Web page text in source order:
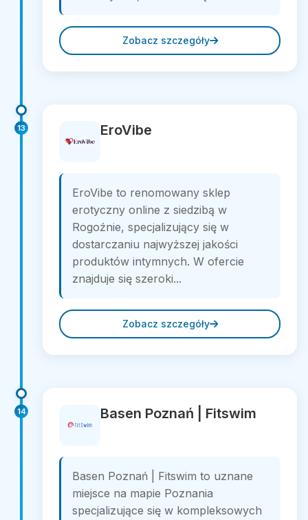
Zobacz szczegóły
13 EroVibe
EroVibe to renomowany sklep
erotyczny online z siedzibą w
Rogoźnie, specjalizujący się w
dostarczaniu najwyższej jakości
produktów intymnych. W ofercie
znajduje się szeroki...
Zobacz szczegóły
14 Basen Poznań | Fitswim
Basen Poznań | Fitswim to uznane
miejsce na mapie Poznania
specjalizujące się w kompleksowych